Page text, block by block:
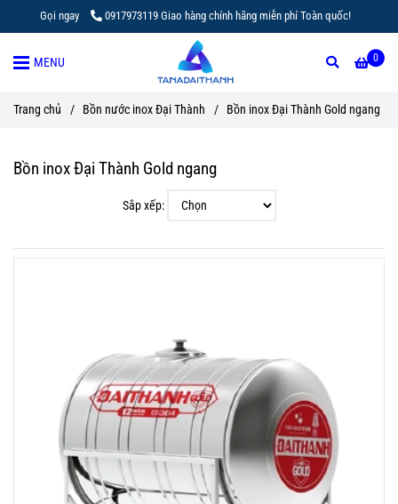
Gọi ngay 0917973119 Giao hàng chính hãng miễn phí Toàn quốc!
0
MENU
Trang chủ / Bồn nước inox Đại Thành / Bồn inox Đại Thành Gold ngang
Bồn inox Đại Thành Gold ngang
Sắp xếp: